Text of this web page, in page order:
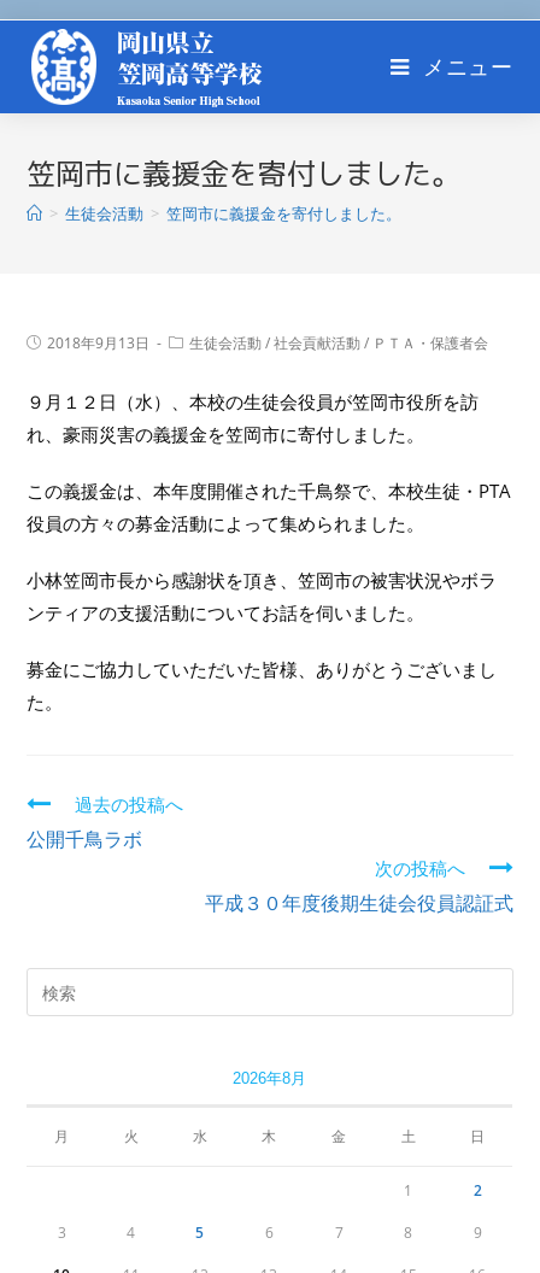
メニュー
笠岡市に義援金を寄付しました。
> 生徒会活動 > 笠岡市に義援金を寄付しました。
2018年9月13日 生徒会活動 / 社会貢献活動 / ＰＴＡ・保護者会
９月１２日（水）、本校の生徒会役員が笠岡市役所を訪
れ、豪雨災害の義援金を笠岡市に寄付しました。
この義援金は、本年度開催された千鳥祭で、本校生徒・PTA
役員の方々の募金活動によって集められました。
小林笠岡市長から感謝状を頂き、笠岡市の被害状況やボラ
ンティアの支援活動についてお話を伺いました。
募金にご協力していただいた皆様、ありがとうございまし
た。
続
む
過去の投稿へ
公開千鳥ラボ
次の投稿へ
平成３０年度後期生徒会役員認証式
2026年8月
月 火 水 木 金 土 日
1 2
3 4 5 6 7 8 9